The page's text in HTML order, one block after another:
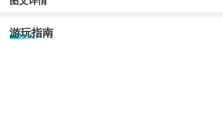
游玩指南